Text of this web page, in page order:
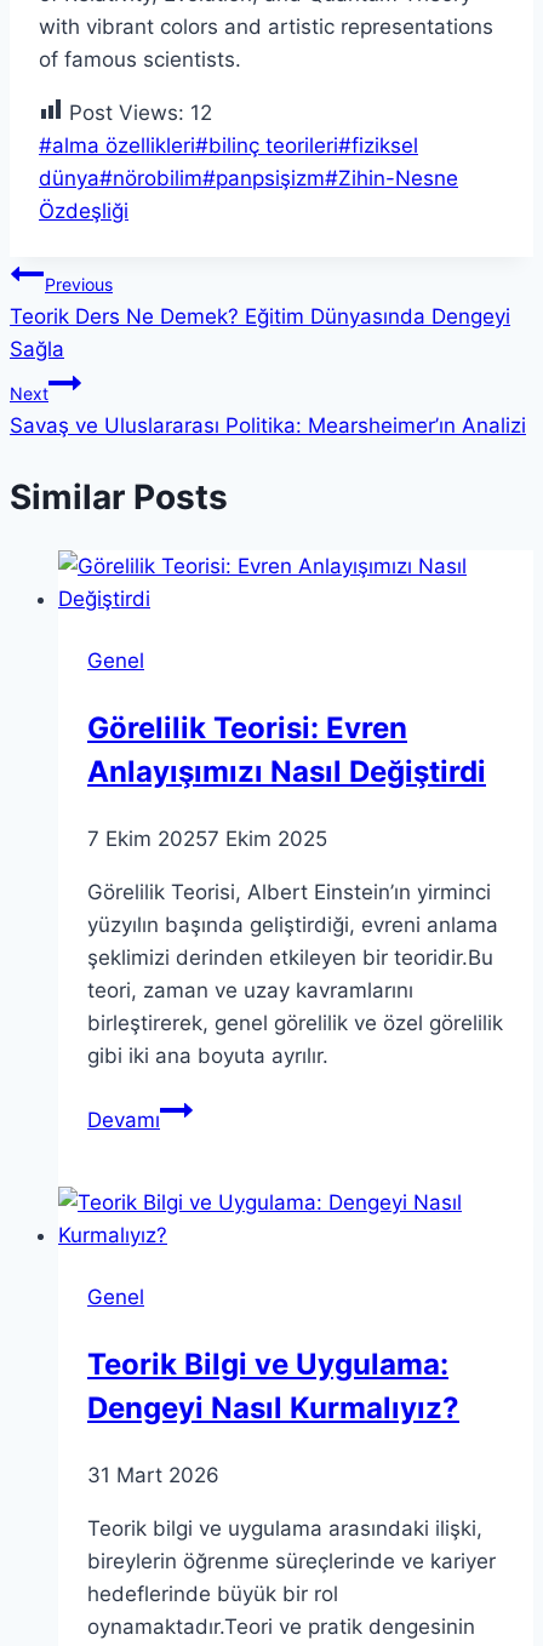
Post Views: 12
Post
Tags:
#alma özellikleri#bilinç teorileri#fiziksel
dünya#nörobilim#panpsişizm#Zihin-Nesne
Özdeşliği
Yazı
gezinmesi
Previous
Teorik Ders Ne Demek? Eğitim Dünyasında Dengeyi
Sağla
Next
Savaş ve Uluslararası Politika: Mearsheimer’ın Analizi
Similar Posts
Genel
Görelilik Teorisi: Evren
Anlayışımızı Nasıl Değiştirdi
7 Ekim 20257 Ekim 2025
Görelilik Teorisi, Albert Einstein’ın yirminci
yüzyılın başında geliştirdiği, evreni anlama
şeklimizi derinden etkileyen bir teoridir.Bu
teori, zaman ve uzay kavramlarını
birleştirerek, genel görelilik ve özel görelilik
gibi iki ana boyuta ayrılır.
DevamıGörelilik
Anlayışımızı
Nasıl
Genel
Teorik Bilgi ve Uygulama:
Dengeyi Nasıl Kurmalıyız?
31 Mart 2026
Teorik bilgi ve uygulama arasındaki ilişki,
bireylerin öğrenme süreçlerinde ve kariyer
hedeflerinde büyük bir rol
oynamaktadır.Teori ve pratik dengesinin